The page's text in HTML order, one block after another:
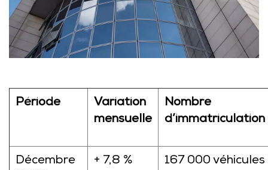
Période
Variation
mensuelle
Nombre
d’immatriculation
Décembre
+ 7,8 % 167 000 véhicules